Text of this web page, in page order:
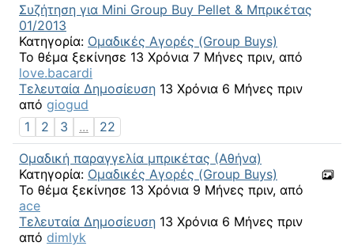
Συζήτηση για Mini Group Buy Pellet & Μπρικέτας
01/2013
Κατηγορία: Ομαδικές Αγορές (Group Buys)
Το θέμα ξεκίνησε 13 Χρόνια 7 Μήνες πριν, από
love.bacardi
Τελευταία Δημοσίευση 13 Χρόνια 6 Μήνες πριν
από giogud
1
2 3 ...
22
Ομαδική παραγγελία μπρικέτας (Αθήνα)
Κατηγορία: Ομαδικές Αγορές (Group Buys)
Το θέμα ξεκίνησε 13 Χρόνια 9 Μήνες πριν, από
ace
Τελευταία Δημοσίευση 13 Χρόνια 6 Μήνες πριν
από dimlyk